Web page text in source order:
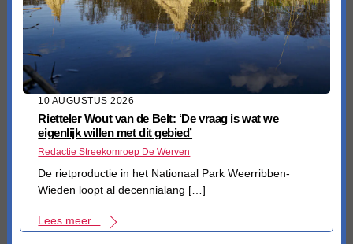
10 AUGUSTUS 2026
Rietteler Wout van de Belt: ‘De vraag is wat we
eigenlijk willen met dit gebied’
Redactie Streekomroep De Werven
De rietproductie in het Nationaal Park Weerribben-
Wieden loopt al decennialang […]
Lees meer...